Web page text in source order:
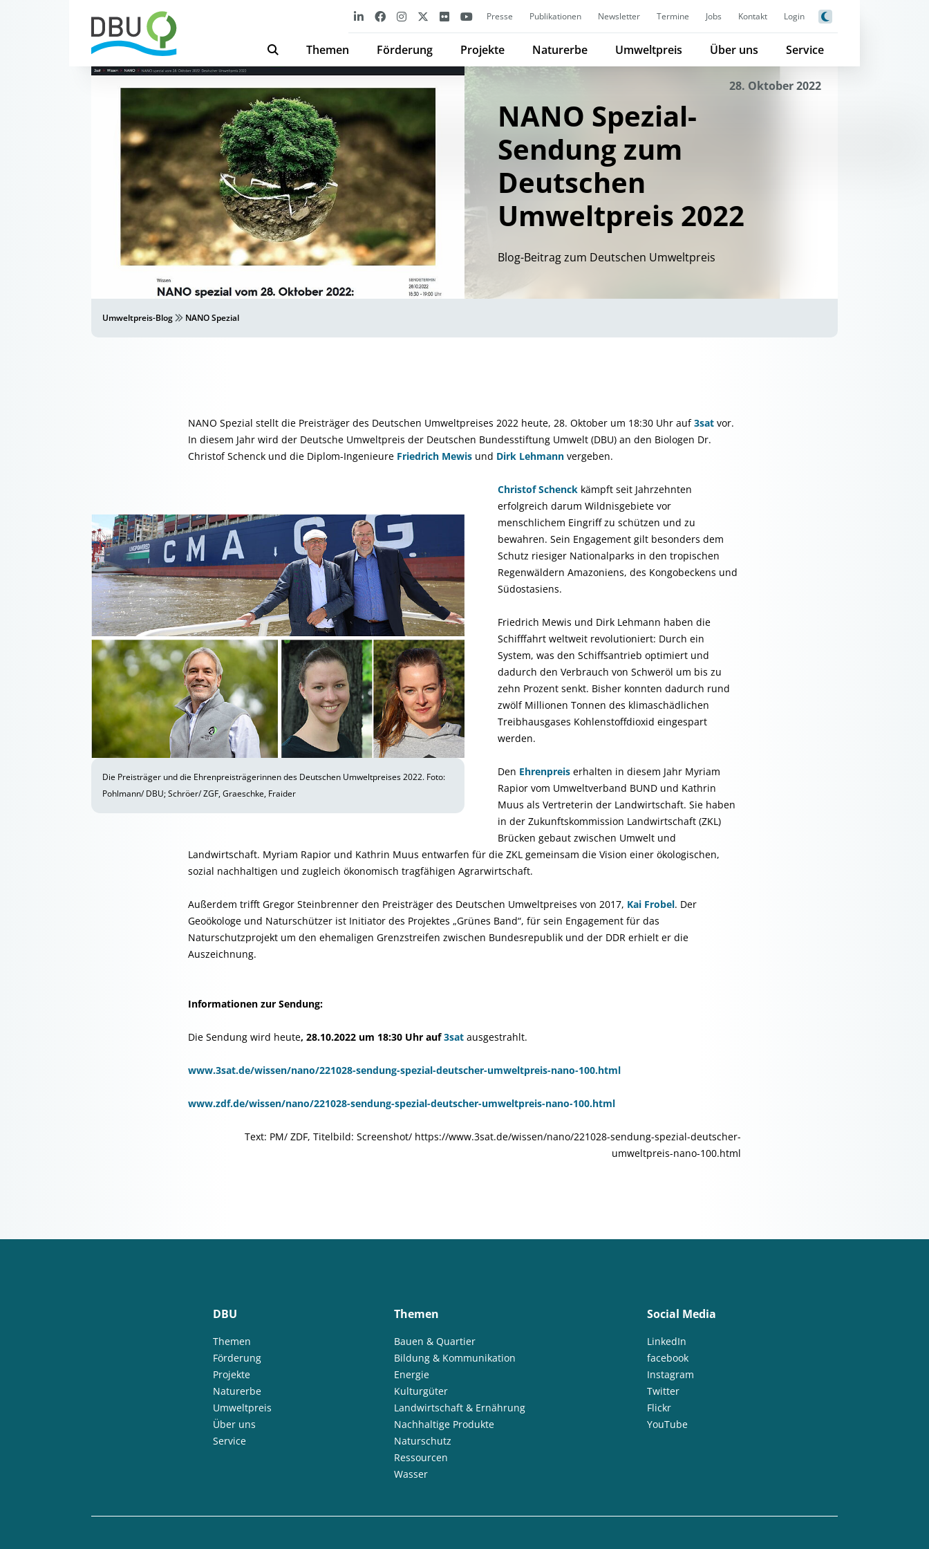
Presse Publikationen Newsletter Termine Jobs Kontakt Login
Themen Förderung Projekte Naturerbe Umweltpreis Über uns Service
28. Oktober 2022
NANO Spezial-
Sendung zum
Deutschen
Umweltpreis 2022
Blog-Beitrag zum Deutschen Umweltpreis
Umweltpreis-Blog NANO Spezial
NANO Spezial stellt die Preisträger des Deutschen Umweltpreises 2022 heute, 28. Oktober um 18:30 Uhr auf3sat vor.
In diesem Jahr wird der Deutsche Umweltpreis der Deutschen Bundesstiftung Umwelt (DBU) an den Biologen Dr.
Christof Schenck und die Diplom-Ingenieure Friedrich Mewis und Dirk Lehmann vergeben.
Die Preisträger und die Ehrenpreisträgerinnen des Deutschen Umweltpreises 2022. Foto:
Pohlmann/ DBU; Schröer/ ZGF, Graeschke, Fraider
Christof Schenck kämpft seit Jahrzehnten
erfolgreich darum Wildnisgebiete vor
menschlichem Eingriff zu schützen und zu
bewahren. Sein Engagement gilt besonders dem
Schutz riesiger Nationalparks in den tropischen
Regenwäldern Amazoniens, des Kongobeckens und
Südostasiens.
Friedrich Mewis und Dirk Lehmann haben die
Schifffahrt weltweit revolutioniert: Durch ein
System, was den Schiffsantrieb optimiert und
dadurch den Verbrauch von Schweröl um bis zu
zehn Prozent senkt. Bisher konnten dadurch rund
zwölf Millionen Tonnen des klimaschädlichen
Treibhausgases Kohlenstoffdioxid eingespart
werden.
Den Ehrenpreis erhalten in diesem Jahr Myriam
Rapior vom Umweltverband BUND und Kathrin
Muus als Vertreterin der Landwirtschaft. Sie haben
in der Zukunftskommission Landwirtschaft (ZKL)
Brücken gebaut zwischen Umwelt und
Landwirtschaft. Myriam Rapior und Kathrin Muus entwarfen für die ZKL gemeinsam die Vision einer ökologischen,
sozial nachhaltigen und zugleich ökonomisch tragfähigen Agrarwirtschaft.
Außerdem trifft Gregor Steinbrenner den Preisträger des Deutschen Umweltpreises von 2017, Kai Frobel. Der
Geoökologe und Naturschützer ist Initiator des Projektes „Grünes Band“, für sein Engagement für das
Naturschutzprojekt um den ehemaligen Grenzstreifen zwischen Bundesrepublik und der DDR erhielt er die
Auszeichnung.
Informationen zur Sendung:
Die Sendung wird heute, 28.10.2022 um 18:30 Uhr auf3sat ausgestrahlt.
www.3sat.de/wissen/nano/221028-sendung-spezial-deutscher-umweltpreis-nano-100.html
www.zdf.de/wissen/nano/221028-sendung-spezial-deutscher-umweltpreis-nano-100.html
Text: PM/ ZDF, Titelbild: Screenshot/ https://www.3sat.de/wissen/nano/221028-sendung-spezial-deutscher-
umweltpreis-nano-100.html
DBU
Themen
Förderung
Projekte
Naturerbe
Umweltpreis
Über uns
Service
Themen
Bauen & Quartier
Bildung & Kommunikation
Energie
Kulturgüter
Landwirtschaft & Ernährung
Nachhaltige Produkte
Naturschutz
Ressourcen
Wasser
Social Media
LinkedIn
facebook
Instagram
Twitter
Flickr
YouTube